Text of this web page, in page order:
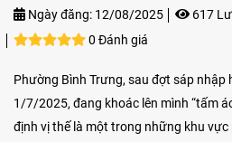
Ngày đăng: 12/08/2025
617
0 Đánh giá
Phường Bình Trưng, sau đợt sáp nhập
1/7/2025, đang khoác lên mình “tấm
định vị thế là một trong những khu